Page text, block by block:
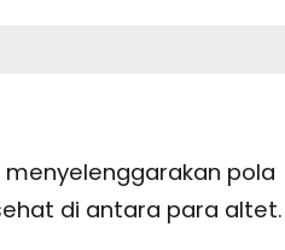
menyelenggarakan pola
di antara para altet.